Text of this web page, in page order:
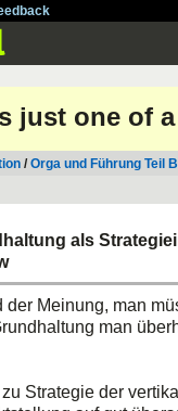
just one of
/Orga und Führung Teil B
als
Meinung, man
man
zu Strategie der